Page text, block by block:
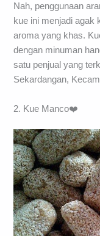
Nah, penggunaan
kue ini menjadi agak
aroma yang khas.
dengan minuman
satu penjual yang
Sekardangan,
2. Kue Manco❤️